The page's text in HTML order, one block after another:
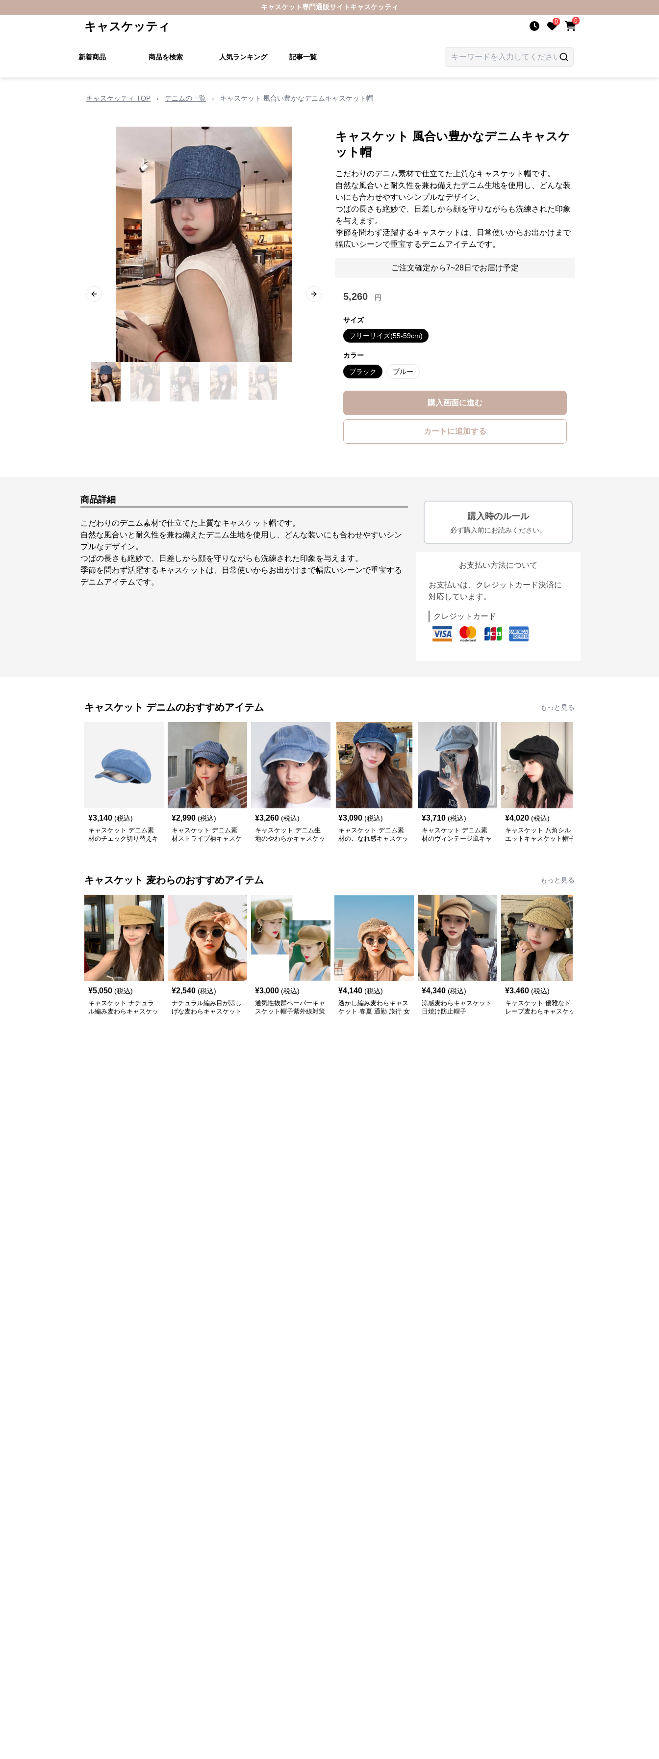
キャスケット専門通販サイト キャスケッティ
キャスケッティ 0 0
新着商品 商品を検索 人気ランキング 記事一覧
キャスケッティ TOP › デニムの一覧 › キャスケット 風合い豊かなデニムキャスケット帽
Previous slide Next slide
キャスケット 風合い豊かなデニムキャスケ
ット帽
こだわりのデニム素材で仕立てた上質なキャスケット帽です。
自然な風合いと耐久性を兼ね備えたデニム生地を使用し、どんな装
いにも合わせやすいシンプルなデザイン。
つばの長さも絶妙で、日差しから顔を守りながらも洗練された印象
を与えます。
季節を問わず活躍するキャスケットは、日常使いからお出かけまで
幅広いシーンで重宝するデニムアイテムです。
ご注文確定から7~28日でお届け予定
5,260 円
サイズ
フリーサイズ(55-59cm)
カラー
ブラック ブルー
購入画面に進む
カートに追加する
商品詳細
こだわりのデニム素材で仕立てた上質なキャスケット帽です。
自然な風合いと耐久性を兼ね備えたデニム生地を使用し、どんな装いにも合わせやすいシン
プルなデザイン。
つばの長さも絶妙で、日差しから顔を守りながらも洗練された印象を与えます。
季節を問わず活躍するキャスケットは、日常使いからお出かけまで幅広いシーンで重宝する
デニムアイテムです。
購入時のルール
必ず購入前にお読みください。
お支払い方法について
お支払いは、クレジットカード決済に
対応しています。
クレジットカード
キャスケット デニムのおすすめアイテム もっと見る
¥3,140 (税込)
キャスケット デニム素
材のチェック切り替えキ
¥2,990 (税込)
キャスケット デニム素
材ストライプ柄キャスケ
¥3,260 (税込)
キャスケット デニム生
地のやわらかキャスケッ
¥3,090 (税込)
キャスケット デニム素
材のこなれ感キャスケッ
¥3,710 (税込)
キャスケット デニム素
材のヴィンテージ風キャ
¥4,020 (税込)
キャスケット 八角シル
エットキャスケット帽子
キャスケット 麦わらのおすすめアイテム もっと見る
¥5,050 (税込)
キャスケット ナチュラ
ル編み麦わらキャスケッ
¥2,540 (税込)
ナチュラル編み目が涼し
げな麦わらキャスケット
¥3,000 (税込)
通気性抜群ペーパーキャ
スケット帽子紫外線対策
¥4,140 (税込)
透かし編み麦わらキャス
ケット 春夏 通勤 旅行 女
¥4,340 (税込)
涼感麦わらキャスケット
日焼け防止帽子
¥3,460 (税込)
キャスケット 優雅なド
レープ麦わらキャスケッ